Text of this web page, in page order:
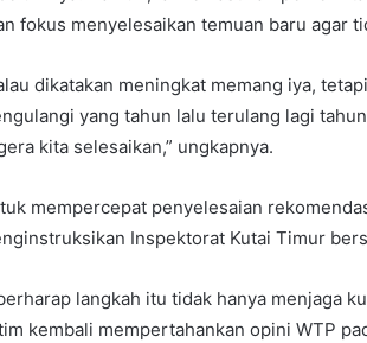
fokus menyelesaikan temuan baru agar
dikatakan meningkat memang iya,
yang tahun lalu terulang lagi
kita selesaikan,” ungkapnya.
mempercepat penyelesaian
Inspektorat Kutai Timur
langkah itu tidak hanya menjaga
kembali mempertahankan opini WTP